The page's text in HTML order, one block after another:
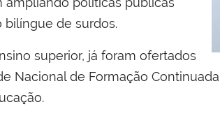
de surdos.
superior, já foram ofertados
Nacional de Formação